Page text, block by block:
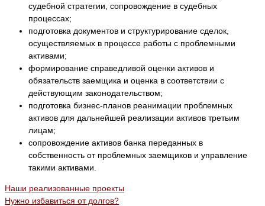
судебной стратегии, сопровождение в судебных
процессах;
подготовка документов и структурирование сделок,
осуществляемых в процессе работы с проблемными
активами;
формирование справедливой оценки активов и
обязательств заемщика и оценка в соответствии с
действующим законодательством;
подготовка бизнес-планов реанимации проблемных
активов для дальнейшей реализации активов третьим
лицам;
сопровождение активов банка переданных в
собственность от проблемных заемщиков и управление
такими активами.
Наши реализованные проекты
Нужно избавиться от долгов?